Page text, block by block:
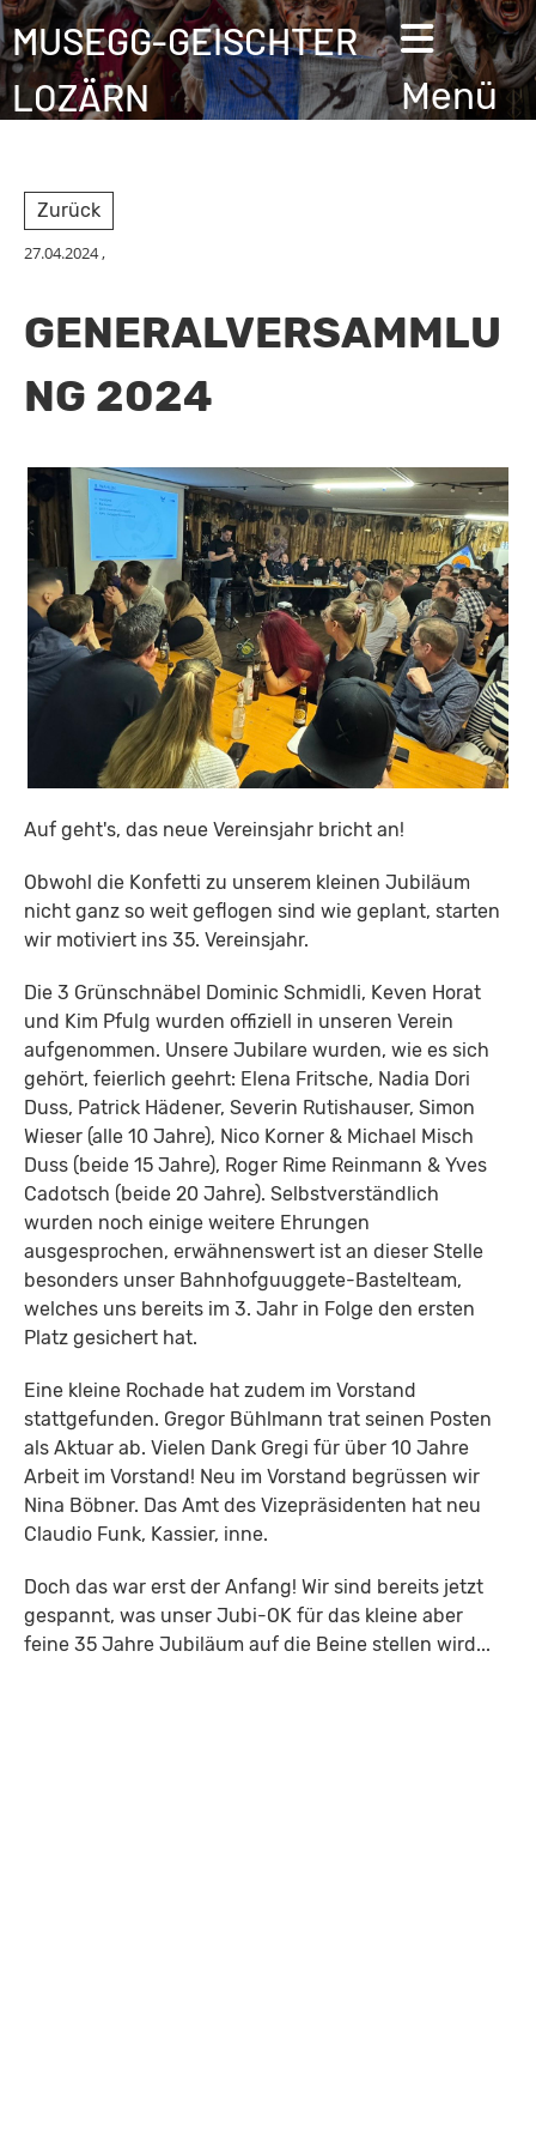
MUSEGG-GEISCHTER
LOZÄRN
Menü
Zurück
27.04.2024,
GENERALVERSAMMLU
NG 2024
Auf geht's, das neue Vereinsjahr bricht an!
Obwohl die Konfetti zu unserem kleinen Jubiläum
nicht ganz so weit geflogen sind wie geplant, starten
wir motiviert ins 35. Vereinsjahr.
Die 3 Grünschnäbel Dominic Schmidli, Keven Horat
und Kim Pfulg wurden offiziell in unseren Verein
aufgenommen. Unsere Jubilare wurden, wie es sich
gehört, feierlich geehrt: Elena Fritsche, Nadia Dori
Duss, Patrick Hädener, Severin Rutishauser, Simon
Wieser (alle 10 Jahre), Nico Korner & Michael Misch
Duss (beide 15 Jahre), Roger Rime Reinmann & Yves
Cadotsch (beide 20 Jahre). Selbstverständlich
wurden noch einige weitere Ehrungen
ausgesprochen, erwähnenswert ist an dieser Stelle
besonders unser Bahnhofguuggete-Bastelteam,
welches uns bereits im 3. Jahr in Folge den ersten
Platz gesichert hat.
Eine kleine Rochade hat zudem im Vorstand
stattgefunden. Gregor Bühlmann trat seinen Posten
als Aktuar ab. Vielen Dank Gregi für über 10 Jahre
Arbeit im Vorstand! Neu im Vorstand begrüssen wir
Nina Böbner. Das Amt des Vizepräsidenten hat neu
Claudio Funk, Kassier, inne.
Doch das war erst der Anfang! Wir sind bereits jetzt
gespannt, was unser Jubi-OK für das kleine aber
feine 35 Jahre Jubiläum auf die Beine stellen wird...